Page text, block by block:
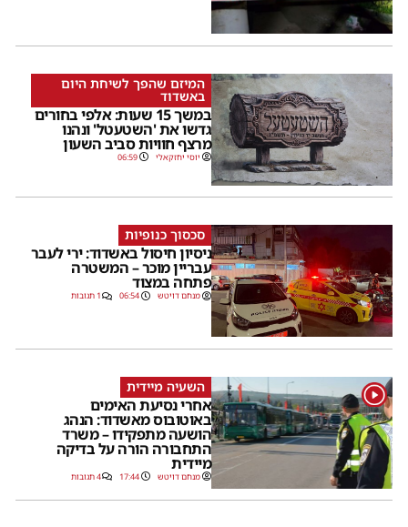
המיזם שהפך לשיחת היום
באשדוד
במשך 15 שעות: אלפי בחורים
גדשו את 'השטעטל' ונהנו
מרצף חוויות סביב השעון
יוסי יחזקאלי 06:59
סכסוך כנופיות
ניסיון חיסול באשדוד: ירי לעבר
עבריין מוכר – המשטרה
פתחה במצוד
מנחם דויטש 06:54 1 תגובות
1 השעיה מיידית
אחרי נסיעת האימים
באוטובוס מאשדוד: הנהג
הושעה מתפקידו – משרד
התחבורה הורה על בדיקה
מיידית
מנחם דויטש 17:44 4 תגובות